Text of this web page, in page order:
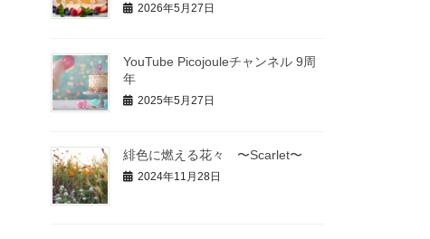
2026年5月27日
YouTube Picojouleチャンネル 9周
年
2025年5月27日
緋色に燃える花々 〜Scarlet〜
2024年11月28日